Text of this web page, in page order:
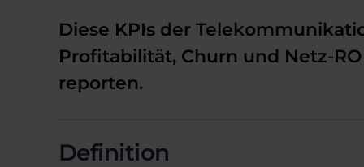
Diese KPIs der
Profitabilität, Churn und Netz-
reporten.
Definition